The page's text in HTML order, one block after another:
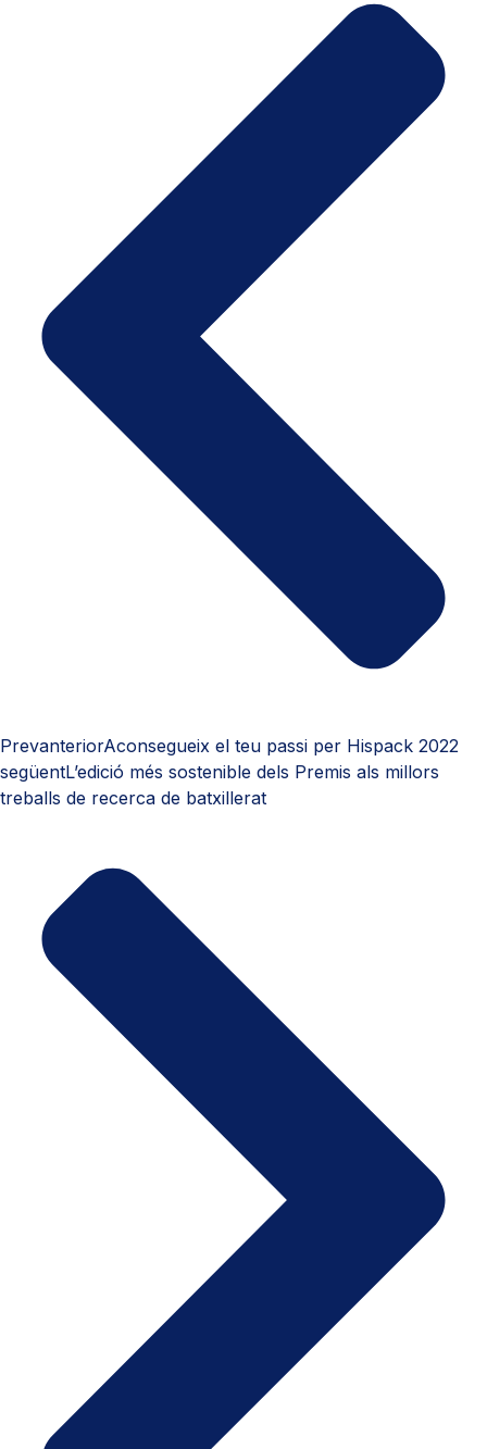
PrevanteriorAconsegueix el teu passi per Hispack 2022
següentL’edició més sostenible dels Premis als millors
treballs de recerca de batxillerat